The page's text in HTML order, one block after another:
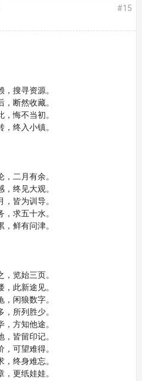
#15
搜寻资源。
断然收藏。
悔不当初。
终入小镇。
二月有余。
终见大观。
皆为训导。
求五十水。
鲜有问津。
览始三页。
此新途见。
闲狼数字。
所列胜少。
方知他途。
皆留印记。
可望难得。
终身难忘。
更纸娃娃。